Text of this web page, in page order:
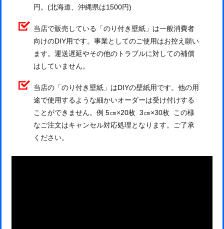
円。(北海道、沖縄県は1500円)
当店で販売している「のり付き壁紙」は一般消費者
向けのDIY用です。事業としてのご使用はお控え願い
ます。運送遅延やその他のトラブルに対しての補償
はしていません。
当店の「のり付き壁紙」はDIYの壁紙用です。他の用
途で使用するような細かいオーダーは受け付けする
ことができません。例 5㎝×20枚 3㎝×30枚 この様
なご注文はキャンセル対応処理となります。ご了承
ください。